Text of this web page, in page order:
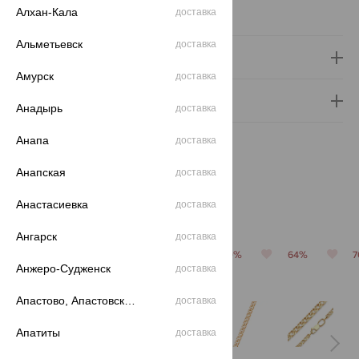
Вес металла:
Похожие изделия
70% 64%
Алхан-Кала доставка
Альметьевск доставка
Амурск доставка
Анадырь доставка
Анапа доставка
Анапская доставка
Анастасиевка доставка
Ангарск доставка
Анжеро-Судженск доставка
доставка
Апатиты доставка